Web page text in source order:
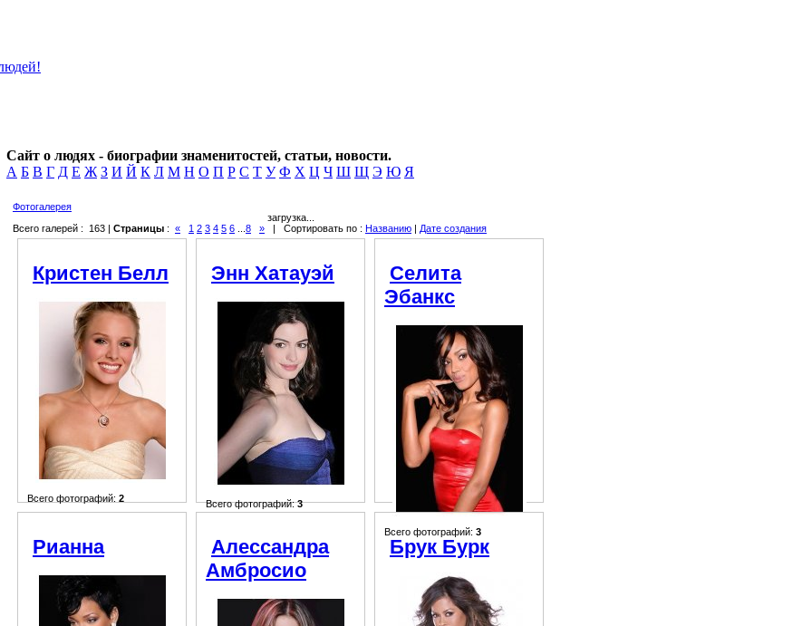
Сайт о людях - биографии знаменитостей, статьи, новости.
А Б В Г Д Е Ж З И Й К Л М Н О П Р С Т У Ф Х Ц Ч Ш Щ Э Ю Я
Фотогалерея
загрузка...
Всего галерей : 163 | Страницы : « 1 2 3 4 5 6 8 » | Сортировать по : Названию | Дате создания
Кристен Белл
Всего фотографий: 2
Энн Хатауэй
Всего фотографий:3
Селита
Эбанкс
Всего фотографий: 3
Рианна
Алессандра
Амбросио
Брук Бурк